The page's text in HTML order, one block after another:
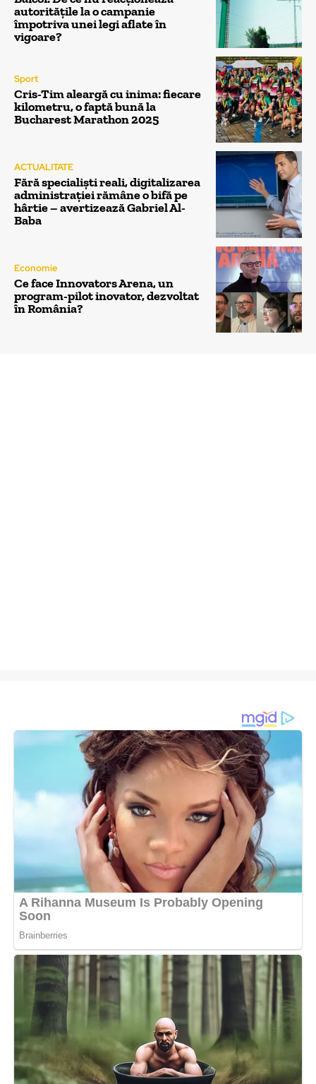
autoritățile la o campanie
împotriva unei legi aflate în
vigoare?
Sport
Cris-Tim aleargă cu inima: fiecare
kilometru, o faptă bună la
Bucharest Marathon 2025
ACTUALITATE
Fără specialiști reali, digitalizarea
administrației rămâne o bifă pe
hârtie – avertizează Gabriel Al-
Baba
Economie
Ce face Innovators Arena, un
program-pilot inovator, dezvoltat
în România?